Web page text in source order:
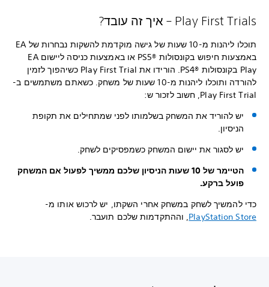
Play First Trials – איך זה עובד?
תוכלו ליהנות מ-10 שעות של גישה מוקדמת להשקות נבחרות של EA
באמצעות חיפוש בקונסולות PS5®‎‏ או באמצעות כניסה ליישום EA
Play בקונסולות PS4®‎.‏ הורידו את Play First Trial כשיהפוך לזמין
להורדה ותוכלו ליהנות מ-10 שעות של משחק. כשאתם משתמשים ב-
Play First Trial, חשוב לזכור ש:
יש להוריד את המשחק בשלמותו לפני שמתחילים את תקופת
הניסיון.
יש לסגור את יישום המשחק כשמפסיקים לשחק.
הטיימר של 10 שעות הניסיון שלכם ממשיך לפעול אם המשחק
פועל ברקע.
כדי להמשיך לשחק במשחק אחרי השקתו, יש לרכוש אותו מ-
PlayStation Store, וההתקדמות שלכם תועבר.